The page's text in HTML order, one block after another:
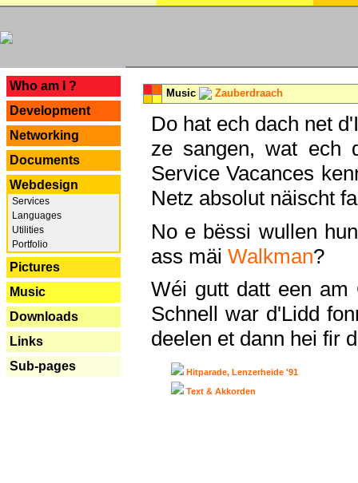
Who am I ?
Development
Networking
Documents
Webdesign
Services
Languages
Utilities
Portfolio
Pictures
Music
Downloads
Links
Sub-pages
Music Zauberdraach
Do hat ech dach net
ze sangen, wat ech
Service Vacances
Netz absolut näischt
No e bëssi wullen
ass mäi Walkman?
Wéi gutt datt een am
Schnell war d'Lidd
deelen et dann hei fir
Hitparade, Lenzerheide '91
Text & Akkorden